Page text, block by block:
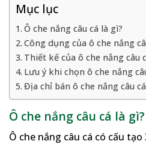
Mục lục
Ô che nắng câu cá là gì?
Công dụng của ô che nắng
Thiết kế của ô che nắng câu
Lưu ý khi chọn ô che nắng
Địa chỉ bán ô che nắng câu
Ô che nắng câu cá là gì?
Ô che nắng câu cá có cấu